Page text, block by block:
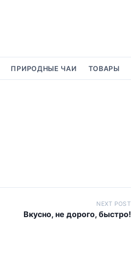
ПРИРОДНЫЕ ЧАИ ТОВАРЫ
NEXT POST
Вкусно, не дорого, быстро!